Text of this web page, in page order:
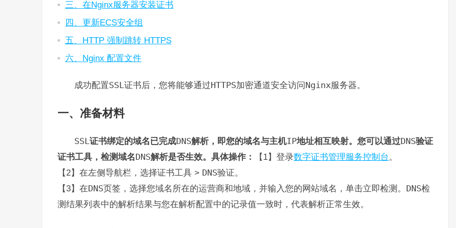
三、在Nginx服务器安装证书
四、更新ECS安全组
五、HTTP 强制跳转 HTTPS
六、Nginx 配置文件
成功配置SSL证书后，您将能够通过HTTPS加密通道安全访问Nginx服务器。
一、准备材料
SSL证书绑定的域名已完成DNS解析，即您的域名与主机IP地址相互映射。您可以通过DNS验证
证书工具，检测域名DNS解析是否生效。具体操作： 【1】登录数字证书管理服务控制台 。
【2】在左侧导航栏，选择证书工具 > DNS验证。
【3】在DNS页签，选择您域名所在的运营商和地域，并输入您的网站域名，单击立即检测。 DNS检
测结果列表中的解析结果与您在解析配置中的记录值一致时，代表解析正常生效。